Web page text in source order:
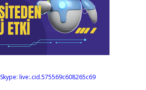
Skype: live:.cid.575569c608265c69